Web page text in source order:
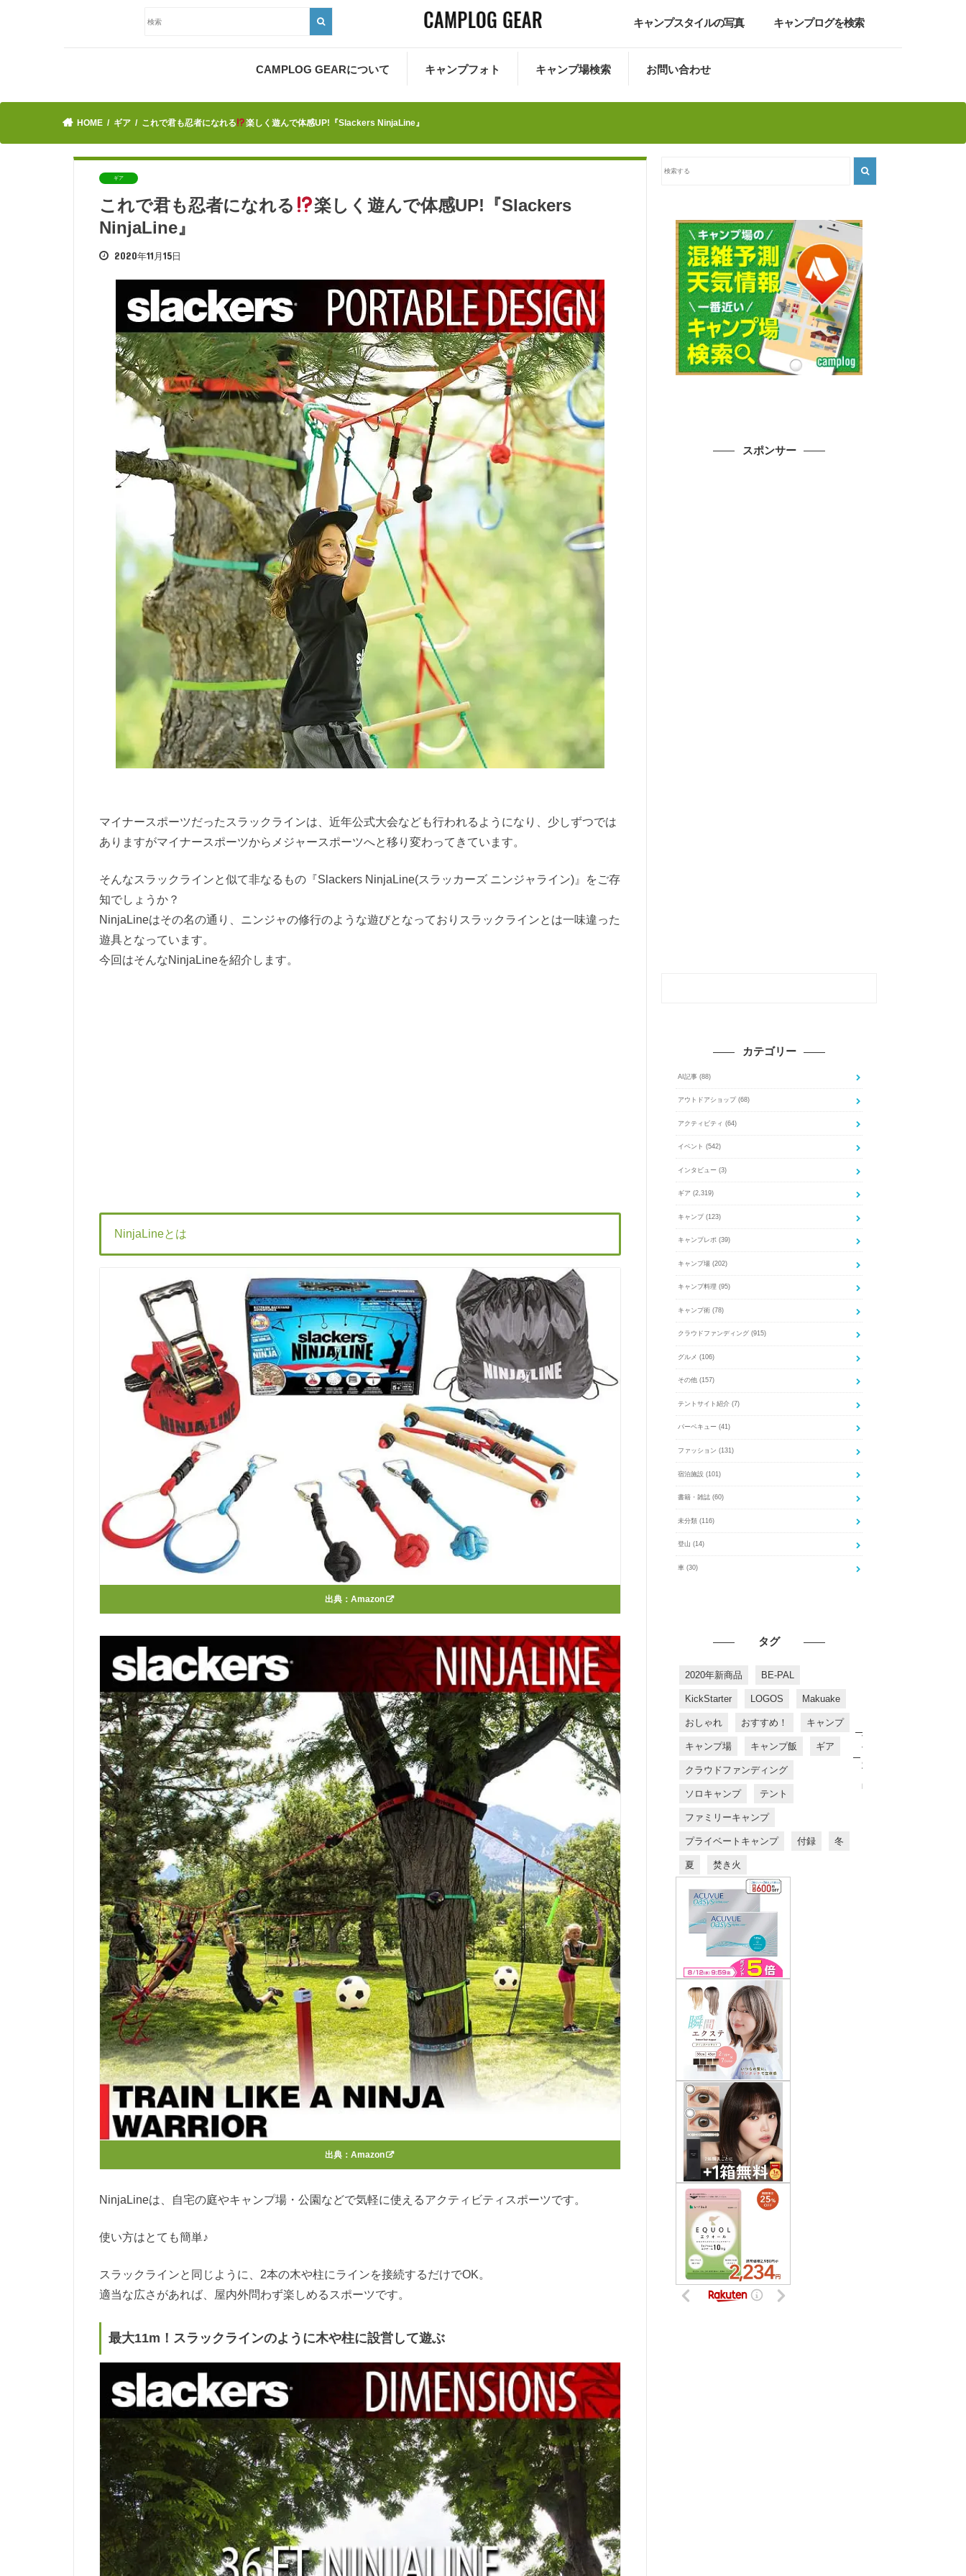
キャンプスタイルの写真 キャンプログを検索
CAMPLOG GEARについて キャンプフォト キャンプ場検索 お問い合わせ
HOME ギア これで君も忍者になれる 楽しく遊んで体感UP!『Slackers NinjaLine』
ギア
これで君も忍者になれる
楽しく遊んで体感UP!『Slackers
NinjaLine』
2020年11月15日
マイナースポーツだったスラックラインは、近年公式大会なども行われるようになり、少しずつでは
ありますがマイナースポーツからメジャースポーツへと移り変わってきています。
そんなスラックラインと似て非なるもの『Slackers NinjaLine(スラッカーズ ニンジャライン)』をご存
知でしょうか？
NinjaLineはその名の通り、ニンジャの修行のような遊びとなっておりスラックラインとは一味違った
遊具となっています。
今回はそんなNinjaLineを紹介します。
NinjaLineとは
出典： Amazon
出典： Amazon
NinjaLineは、自宅の庭やキャンプ場・公園などで気軽に使えるアクティビティスポーツです。
使い方はとても簡単♪
スラックラインと同じように、2本の木や柱にラインを接続するだけでOK。
適当な広さがあれば、屋内外問わず楽しめるスポーツです。
最大11m！スラックラインのように木や柱に設営して遊ぶ
スポンサー
カテゴリー
AI記事 (88)
アウトドアショップ (68)
アクティビティ (64)
イベント (542)
インタビュー (3)
ギア (2,319)
キャンプ (123)
キャンプレポ (39)
キャンプ場 (202)
キャンプ料理 (95)
キャンプ術 (78)
クラウドファンディング (915)
グルメ (106)
その他 (157)
テントサイト紹介 (7)
バーベキュー (41)
ファッション (131)
宿泊施設 (101)
書籍・雑誌 (60)
未分類 (116)
登山 (14)
車 (30)
タグ
2020年新商品 BE-PAL
KickStarter LOGOS Makuake
おしゃれ おすすめ！ キャンプ
キャンプ場 キャンプ飯 ギア
クラウドファンディング
ソロキャンプ テント
ファミリーキャンプ
プライベートキャンプ 付録 冬
夏 焚き火
す
す
め
商
品